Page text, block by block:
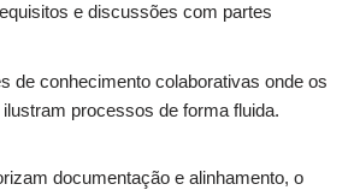
e discussões com partes
de conhecimento colaborativas onde os
processos de forma fluida.
documentação e alinhamento, o